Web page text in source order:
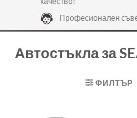
Професионален
Автостъкла за
ФИЛТЪР